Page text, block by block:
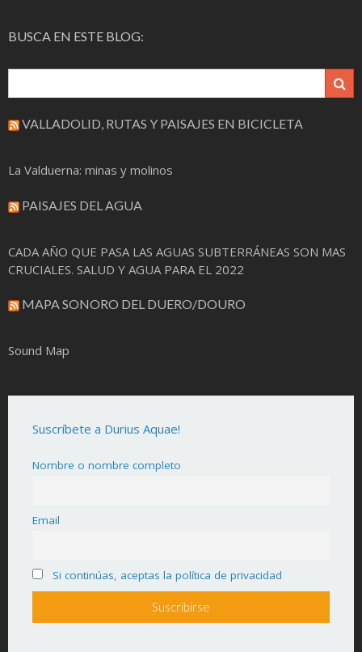
BUSCA EN ESTE BLOG:
VALLADOLID, RUTAS Y PAISAJES EN BICICLETA
La Valduerna: minas y molinos
PAISAJES DEL AGUA
CADA AÑO QUE PASA LAS AGUAS SUBTERRÁNEAS SON MAS
CRUCIALES. SALUD Y AGUA PARA EL 2022
MAPA SONORO DEL DUERO/DOURO
Sound Map
Suscríbete a Durius Aquae!
Nombre o nombre completo
Email
Si continúas, aceptas la política de privacidad